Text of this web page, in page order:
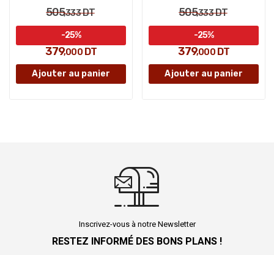
505,333DT
379,000DT
-25%
Ajouter au panier
505,333DT
379,000DT
-25%
Ajouter au panier
Inscrivez-vous à notre Newsletter
RESTEZ INFORMÉ DES BONS PLANS !